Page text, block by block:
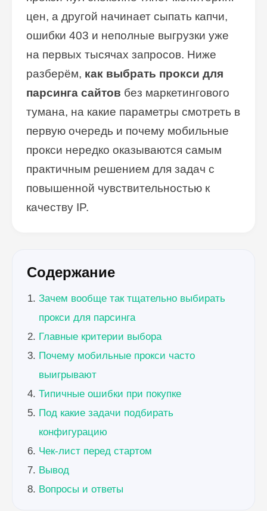
цен, а другой начинает сыпать капчи,
ошибки 403 и неполные выгрузки уже
на первых тысячах запросов. Ниже
разберём, как выбрать прокси для
парсинга сайтов без маркетингового
тумана, на какие параметры смотреть в
первую очередь и почему мобильные
прокси нередко оказываются самым
практичным решением для задач с
повышенной чувствительностью к
качеству IP.
Содержание
Зачем вообще так тщательно выбирать
прокси для парсинга
Главные критерии выбора
Почему мобильные прокси часто
выигрывают
Типичные ошибки при покупке
Под какие задачи подбирать
конфигурацию
Чек-лист перед стартом
Вывод
Вопросы и ответы